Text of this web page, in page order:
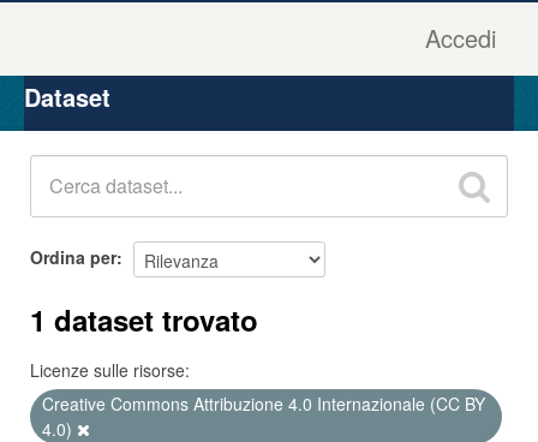
Accedi
Organizzazioni
Gruppi
Dataset
Ordina per
1 dataset trovato
Licenze sulle risorse:
Creative Commons Attribuzione 4.0 Internazionale (CC BY
4.0)